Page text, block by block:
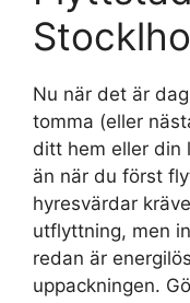
Nu när det är
tomma (eller
ditt hem eller din
än när du först
hyresvärdar
utflyttning, men
redan är
uppackningen.